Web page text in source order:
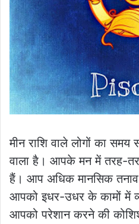
मीन राशि वाले लोगों का समय
वाला है। आपके मन में तरह-
हैं। आप अधिक मानसिक
आपको इधर-उधर के कामों में
आपको परेशान करने की